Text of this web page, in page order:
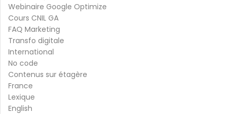
Webinaire Google Optimize
Cours CNIL GA
FAQ Marketing
Transfo digitale
International
No code
Contenus sur étagère
France
Lexique
English